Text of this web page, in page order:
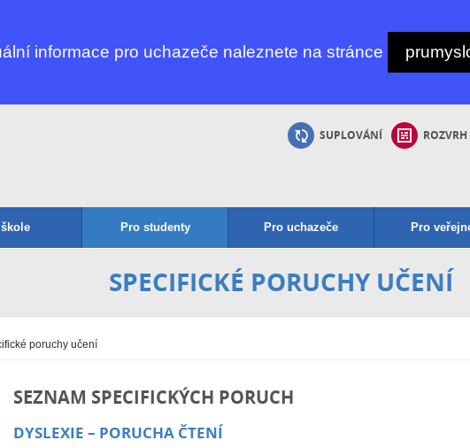
informace pro uchazeče naleznete na stránce
SUPLOVÁNÍ ROZVRH
Pro studenty Pro uchazeče Pro
SPECIFICKÉ PORUCHY UČENÍ
poruchy učení
SEZNAM SPECIFICKÝCH PORUCH
DYSLEXIE – PORUCHA ČTENÍ